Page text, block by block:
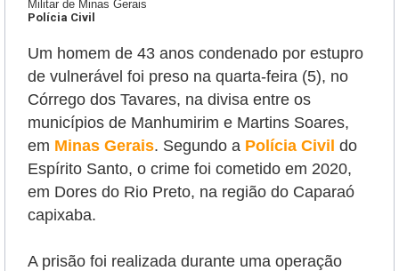
Militar de Minas Gerais
Polícia Civil
Um homem de 43 anos condenado por estupro
de vulnerável foi preso na quarta-feira (5), no
Córrego dos Tavares, na divisa entre os
municípios de Manhumirim e Martins Soares,
em Minas Gerais. Segundo a Polícia Civil do
Espírito Santo, o crime foi cometido em 2020,
em Dores do Rio Preto, na região do Caparaó
capixaba.
A prisão foi realizada durante uma operação